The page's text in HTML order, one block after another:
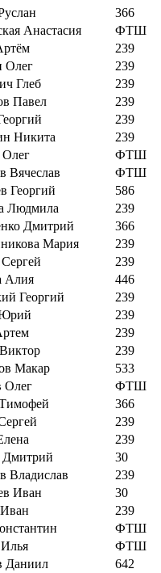
366
Анастасия
ФТШ
239
Олег
239
Глеб
239
Павел
239
239
Никита
239
ФТШ
Вячеслав
ФТШ
Георгий
586
Людмила
239
Дмитрий
366
Мария
239
239
Алия
446
Георгий
239
Юрий
239
239
239
Макар
533
Олег
ФТШ
366
239
239
Дмитрий
30
Владислав
239
Иван
30
239
ФТШ
ФТШ
Даниил
642